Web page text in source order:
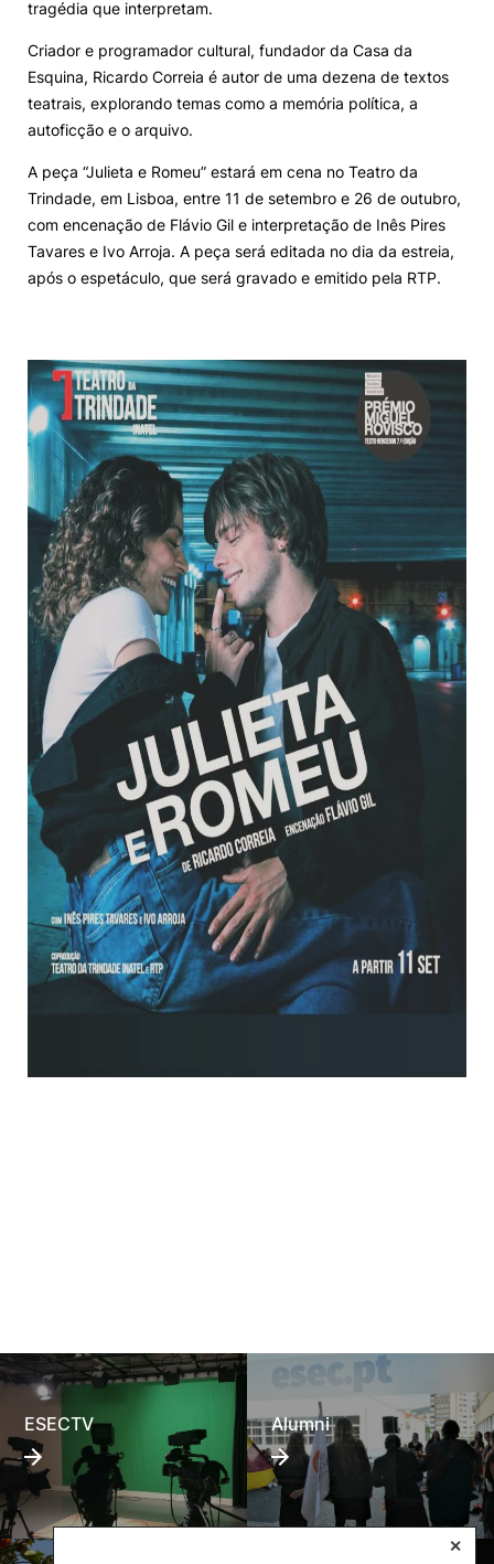
✕
tragédia que interpretam.
Criador e programador cultural, fundador da Casa da
Esquina, Ricardo Correia é autor de uma dezena de textos
teatrais, explorando temas como a memória política, a
autoficção e o arquivo.
A peça “Julieta e Romeu” estará em cena no Teatro da
Trindade, em Lisboa, entre 11 de setembro e 26 de outubro,
com encenação de Flávio Gil e interpretação de Inês Pires
Tavares e Ivo Arroja. A peça será editada no dia da estreia,
após o espetáculo, que será gravado e emitido pela RTP.
ESECTV Alumni